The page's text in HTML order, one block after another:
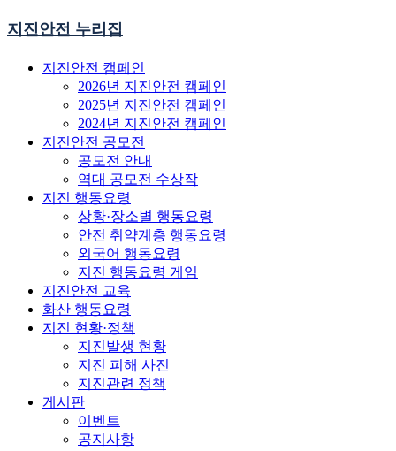
지진안전 누리집
지진안전 캠페인
2026년 지진안전 캠페인
2025년 지진안전 캠페인
2024년 지진안전 캠페인
지진안전 공모전
공모전 안내
역대 공모전 수상작
지진 행동요령
상황·장소별 행동요령
안전 취약계층 행동요령
외국어 행동요령
지진 행동요령 게임
지진안전 교육
화산 행동요령
지진 현황·정책
지진발생 현황
지진 피해 사진
지진관련 정책
게시판
이벤트
공지사항